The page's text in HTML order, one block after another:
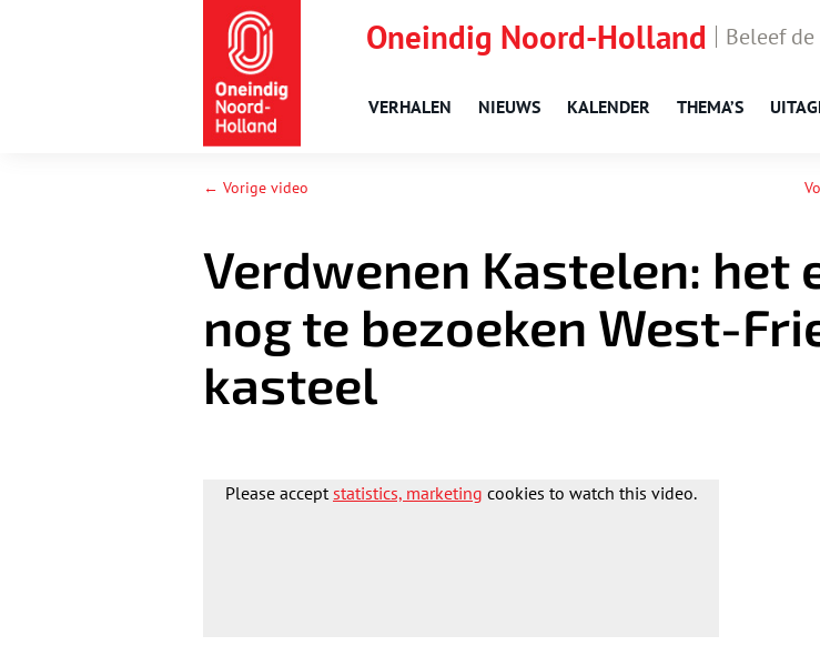
Oneindig Noord-Holland Beleef
VERHALEN NIEUWS KALENDER THEMA’S
← Vorige video
Verdwenen Kastelen: het
nog te bezoeken West-
kasteel
Please acceptstatistics, marketing cookies to watch this video.